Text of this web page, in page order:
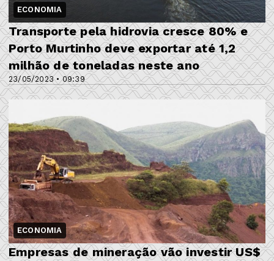
ECONOMIA
23/05/2023 • 09:39
Transporte pela hidrovia cresce 80% e
Porto Murtinho deve exportar até 1,2
milhão de toneladas neste ano
ECONOMIA
Empresas de mineração vão investir US$